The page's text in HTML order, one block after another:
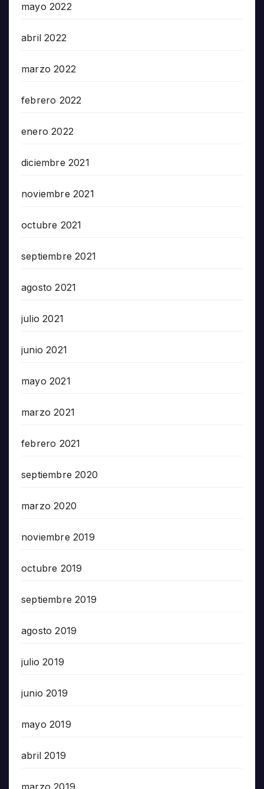
mayo 2022
abril 2022
marzo 2022
febrero 2022
enero 2022
diciembre 2021
noviembre 2021
octubre 2021
septiembre 2021
agosto 2021
julio 2021
junio 2021
mayo 2021
marzo 2021
febrero 2021
septiembre 2020
marzo 2020
noviembre 2019
octubre 2019
septiembre 2019
agosto 2019
julio 2019
junio 2019
mayo 2019
abril 2019